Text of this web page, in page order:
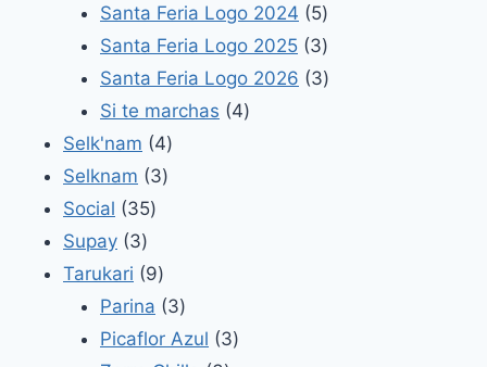
productos
Santa Feria Logo 2024 55
productos
Santa Feria Logo 2025 33
productos
Santa Feria Logo 2026 33
Si te marchas 44
Selk'nam 44
productos
Selknam 33
Social 3535
Supay 33
productos
Tarukari 99
productos
Parina 33
productos
Picaflor Azul 33